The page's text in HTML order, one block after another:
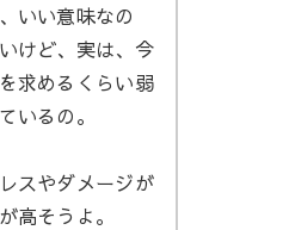
いい意味なの
けど、実は、今
求めるくらい弱
いるの。
スやダメージが
高そうよ。